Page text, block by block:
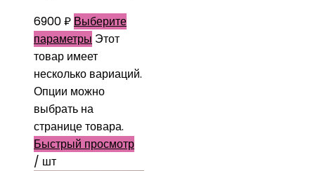
6900₽ Выберите
параметры Этот
товар имеет
несколько вариаций.
Опции можно
выбрать на
странице товара.
Быстрый просмотр
/ шт